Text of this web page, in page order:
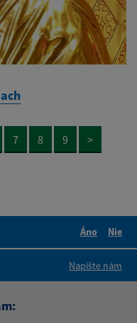
7 8 9 >
Áno
Nie
Napíšte nám